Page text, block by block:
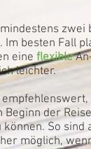
zwei
Im besten Fall
eine flexible
leichter.
Beginn der
So sind
möglich,